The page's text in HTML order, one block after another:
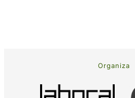
Organiza